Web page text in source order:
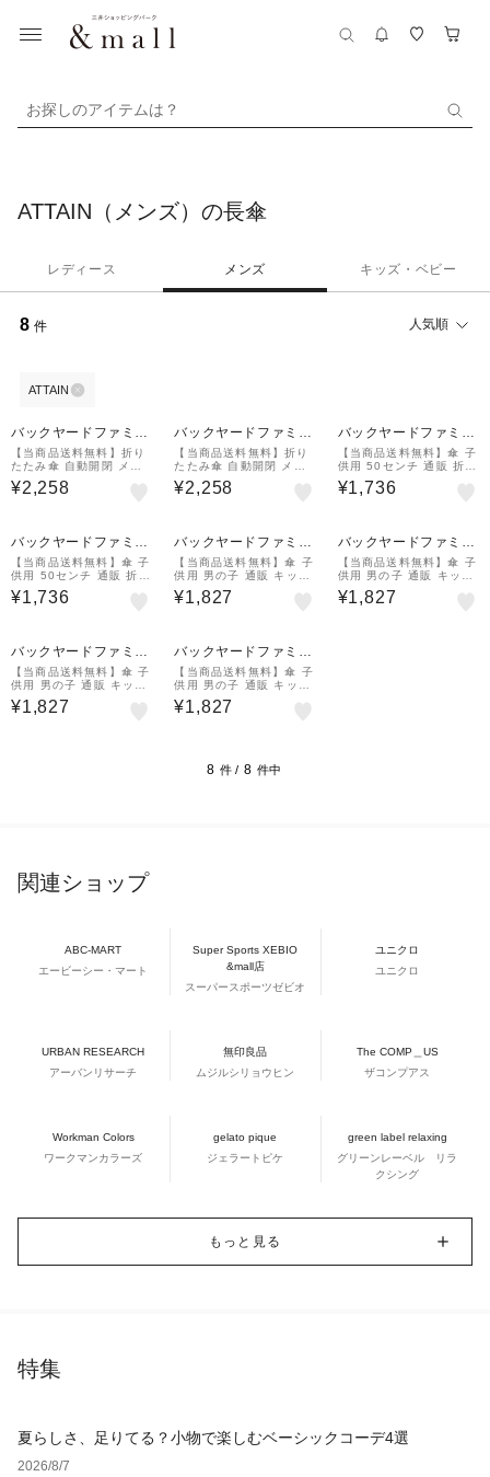
お探しのアイテムは？
ATTAIN（メンズ）の長傘
レディース メンズ キッズ・ベビー
8 件 人気順
ATTAIN
バックヤードファミリ
ー
【当商品送料無料】折り
たたみ傘 自動開閉 メン
ズ 通販 大きい 折り畳み
傘 耐風 強風対応 65cm
¥2,258
バックヤードファミリ
ー【当商品送料無料】折り
たたみ傘 自動開閉 メン
ズ 通販 大きい 折り畳み
傘 耐風 強風対応 65cm
¥2,258
バックヤードファミリ
ー
【当商品送料無料】傘 子
供用 50センチ 通販 折り
たたみ傘 男の子 女の子
こども用 安全 ろくろ ガ
¥1,736
バックヤードファミリ
ー
【当商品送料無料】傘 子
供用 50センチ 通販 折り
たたみ傘 男の子 女の子
こども用 安全 ろくろ ガ
¥1,736
バックヤードファミリ
ー【当商品送料無料】傘 子
供用 男の子 通販 キッズ
かさ 58cm ジュニア 小
学生 長傘 シンプル 無地
¥1,827
バックヤードファミリ
ー
【当商品送料無料】傘 子
供用 男の子 通販 キッズ
かさ 58cm ジュニア 小
学生 長傘 シンプル 無地
¥1,827
バックヤードファミリ
ー
【当商品送料無料】傘 子
供用 男の子 通販 キッズ
かさ 58cm ジュニア 小
学生 長傘 シンプル 無地
¥1,827
バックヤードファミリ
ー【当商品送料無料】傘 子
供用 男の子 通販 キッズ
かさ 58cm ジュニア 小
学生 長傘 シンプル 無地
¥1,827
8 件 / 8 件中
関連ショップ
ABC-MART
エービーシー・マート
Super Sports XEBIO
&mall店
スーパースポーツゼビオ
ユニクロ
ユニクロ
URBAN RESEARCH
アーバンリサーチ
無印良品
ムジルシリョウヒン
The COMP＿US
ザコンプアス
Workman Colors
ワークマンカラーズ
gelato pique
ジェラートピケ
green label relaxing
グリーンレーベル リラ
クシング
もっと見る
特集
夏らしさ、足りてる？小物で楽しむベーシックコーデ4選
2026/8/7